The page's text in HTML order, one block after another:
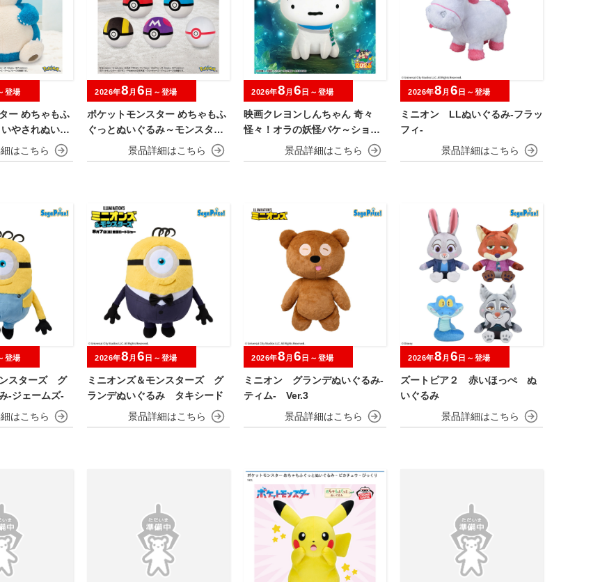
ー めちゃもふ
やされぬいぐ
登場
ポケットモンスター めちゃもふ
ぐっとぬいぐるみ～モンスター
ボール・スーパーボール・ハイ
パーボール・マスターボール・
2026年8 月 6 日～登場
映画クレヨンしんちゃん 奇々
怪々！オラの妖怪バケ～ション
めちゃもふぐっとぬいぐるみ～
おすわりポーズのシロ～
2026年8 月 6 日～登場
ミニオン LLぬいぐるみ‐フラッ
フィ‐
2026年8 月 6 日～登場
ンスターズ グ
‐ジェームズ‐
登場
ミニオンズ＆モンスターズ グ
ランデぬいぐるみ タキシード
2026年8 月 6 日～登場
ミニオン グランデぬいぐるみ‐
ティム‐ Ver.3
2026年8 月 6 日～登場
ズートピア２ 赤いほっぺ ぬ
いぐるみ
2026年8 月 6 日～登場